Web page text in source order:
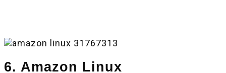
6. Amazon Linux